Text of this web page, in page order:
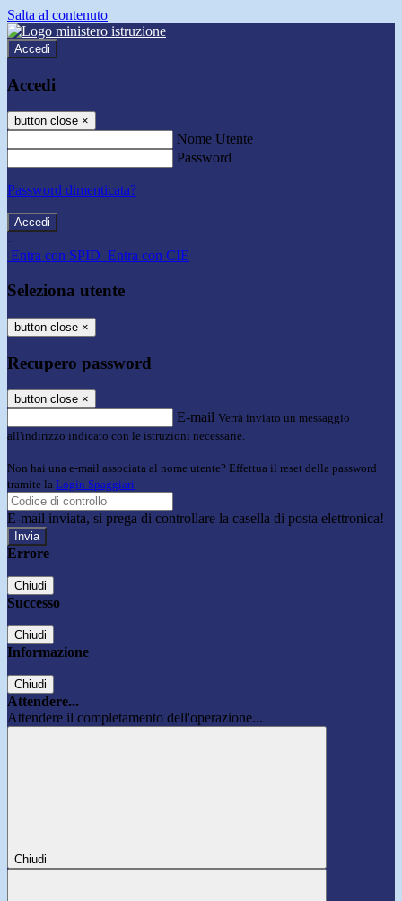
Salta al contenuto
Accedi
Accedi
button close ×
Nome Utente
Password
Password dimenticata?
-
Entra con SPID Entra con CIE
Seleziona utente
button close ×
Recupero password
button close ×
E-mail Verrà inviato un messaggio
all'indirizzo indicato con le istruzioni necessarie.
Non hai una e-mail associata al nome utente? Effettua il reset della password
tramite la Login Spaggiari
E-mail inviata, si prega di controllare la casella di posta elettronica!
Errore
Chiudi
Successo
Chiudi
Informazione
Chiudi
Attendere...
Attendere il completamento dell'operazione...
Chiudi